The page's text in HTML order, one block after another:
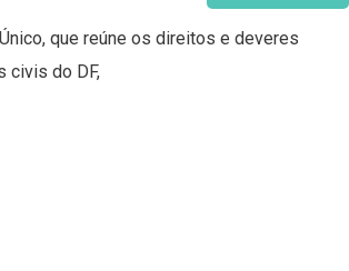
que reúne os direitos e deveres
civis do DF,